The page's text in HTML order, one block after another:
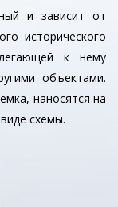
и зависит от
исторического
к нему
объектами.
наносятся на
схемы.